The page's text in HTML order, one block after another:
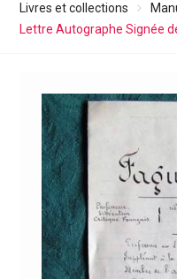
Livres et collections
Lettre Autographe Signée